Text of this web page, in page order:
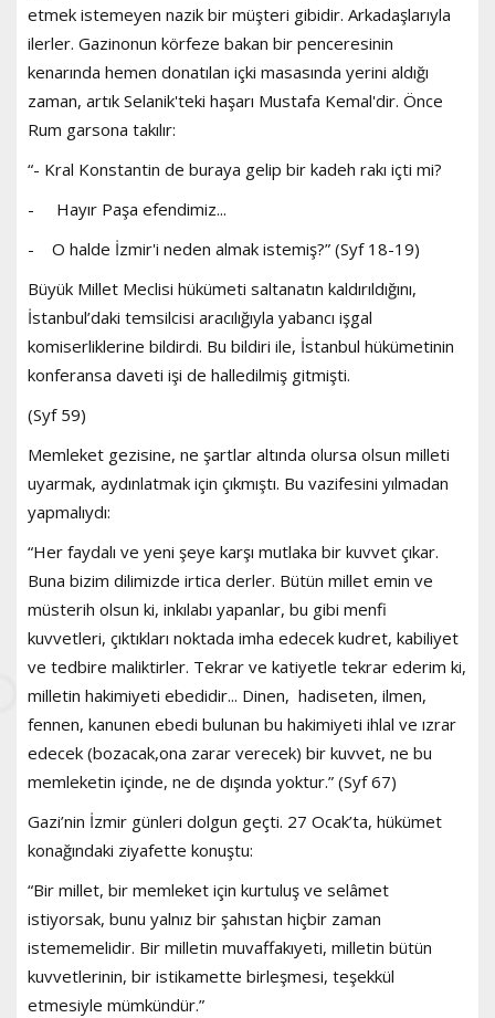
etmek istemeyen nazik bir müşteri gibidir. Arkadaşlarıyla
ilerler. Gazinonun körfeze bakan bir penceresinin
kenarında hemen donatılan içki masasında yerini aldığı
zaman, artık Selanik'teki haşarı Mustafa Kemal'dir. Önce
Rum garsona takılır:
“- Kral Konstantin de buraya gelip bir kadeh rakı içti mi?
- Hayır Paşa efendimiz...
- O halde İzmir'i neden almak istemiş?” (Syf 18-19)
Büyük Millet Meclisi hükümeti saltanatın kaldırıldığını,
İstanbul’daki temsilcisi aracılığıyla yabancı işgal
komiserliklerine bildirdi. Bu bildiri ile, İstanbul hükümetinin
konferansa daveti işi de halledilmiş gitmişti.
(Syf 59)
Memleket gezisine, ne şartlar altında olursa olsun milleti
uyarmak, aydınlatmak için çıkmıştı. Bu vazifesini yılmadan
yapmalıydı:
“Her faydalı ve yeni şeye karşı mutlaka bir kuvvet çıkar.
Buna bizim dilimizde irtica derler. Bütün millet emin ve
müsterih olsun ki, inkılabı yapanlar, bu gibi menfi
kuvvetleri, çıktıkları noktada imha edecek kudret, kabiliyet
ve tedbire maliktirler. Tekrar ve katiyetle tekrar ederim ki,
milletin hakimiyeti ebedidir... Dinen, hadiseten, ilmen,
fennen, kanunen ebedi bulunan bu hakimiyeti ihlal ve ızrar
edecek (bozacak,ona zarar verecek) bir kuvvet, ne bu
memleketin içinde, ne de dışında yoktur.” (Syf 67)
Gazi’nin İzmir günleri dolgun geçti. 27 Ocak’ta, hükümet
konağındaki ziyafette konuştu:
“Bir millet, bir memleket için kurtuluş ve selâmet
istiyorsak, bunu yalnız bir şahıstan hiçbir zaman
istememelidir. Bir milletin muvaffakıyeti, milletin bütün
kuvvetlerinin, bir istikamette birleşmesi, teşekkül
etmesiyle mümkündür.”